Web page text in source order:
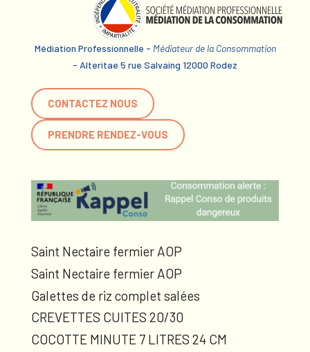
Médiation Professionnelle - Médiateur de la Consommation
- Alteritae 5 rue Salvaing 12000 Rodez
CONTACTEZ NOUS
PRENDRE RENDEZ-VOUS
Saint Nectaire fermier AOP
Saint Nectaire fermier AOP
Galettes de riz complet salées
CREVETTES CUITES 20/30
COCOTTE MINUTE 7 LITRES 24 CM